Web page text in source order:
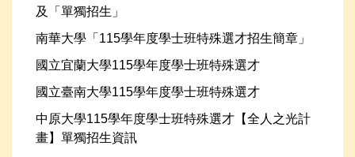
及「單獨招生」
南華大學「115學年度學士班特殊選才招生簡章」
國立宜蘭大學115學年度學士班特殊選才
國立臺南大學115學年度學士班特殊選才
中原大學115學年度學士班特殊選才【全人之光計
畫】單獨招生資訊